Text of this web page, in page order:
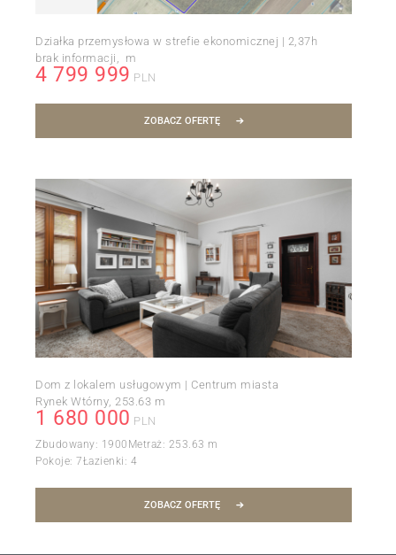
Działka przemysłowa w strefie ekonomicznej | 2,37h
brak informacji
m
4 799 999 PLN
ZOBACZ OFERTĘ
Dom z lokalem usługowym | Centrum miasta
Rynek Wtórny 253.63 m
1 680 000 PLN
Zbudowany: 1900 Metraż: 253.63 m
Pokoje: 7Łazienki: 4
ZOBACZ OFERTĘ